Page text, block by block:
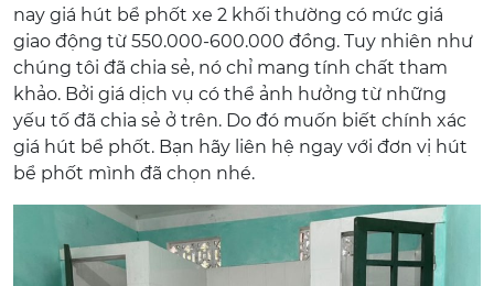
nay giá hút bể phốt xe 2 khối thường có mức giá
giao động từ 550.000-600.000 đồng. Tuy nhiên như
chúng tôi đã chia sẻ, nó chỉ mang tính chất tham
khảo. Bởi giá dịch vụ có thể ảnh hưởng từ những
yếu tố đã chia sẻ ở trên. Do đó muốn biết chính xác
giá hút bể phốt. Bạn hãy liên hệ ngay với đơn vị hút
bể phốt mình đã chọn nhé.